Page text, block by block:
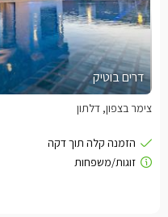
דרים בוטיק
צימר בצפון, דלתון